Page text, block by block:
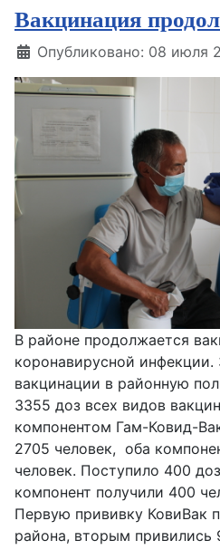
Вакцинация
Информация о материале
Опубликовано: 08 июля
В районе продолжается
коронавирусной инфекции.
вакцинации в районную
3355 доз всех видов
компонентом Гам-Ковид-
2705 человек, оба
человек. Поступило 400
компонент получили 400
Первую прививку КовиВак
района, вторым привились